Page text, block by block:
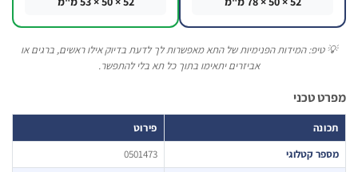
המידות הפנימיות של התא מאפשרות לך לדעת בדיוק אילו ראשים, ברגים או
אביזרים יתאימו בתוך כל תא בלי להתפשר.
טכני
קטלוגי
0501473